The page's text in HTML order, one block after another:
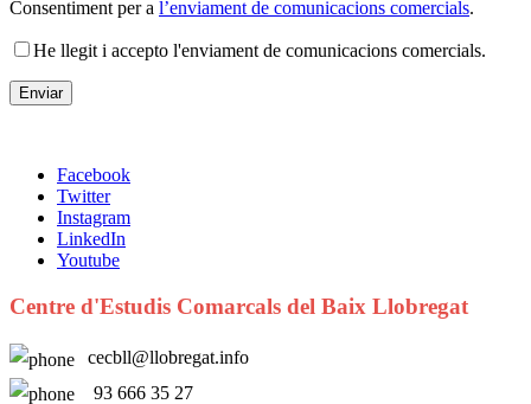
Consentiment per a l’enviament de comunicacions comercials.
He llegit i accepto l'enviament de comunicacions comercials.
Facebook
Twitter
Instagram
LinkedIn
Youtube
Centre d'Estudis Comarcals del Baix Llobregat
cecbll@llobregat.info
93 666 35 27